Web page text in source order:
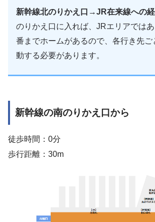
新幹線北のりかえ口→JR在来線への
のりかえ口に入れば、JRエリアでは
番までホームがあるので、各行き先ご
動する必要があります。
新幹線の南のりかえ口から
徒歩時間：0分
歩行距離：30m